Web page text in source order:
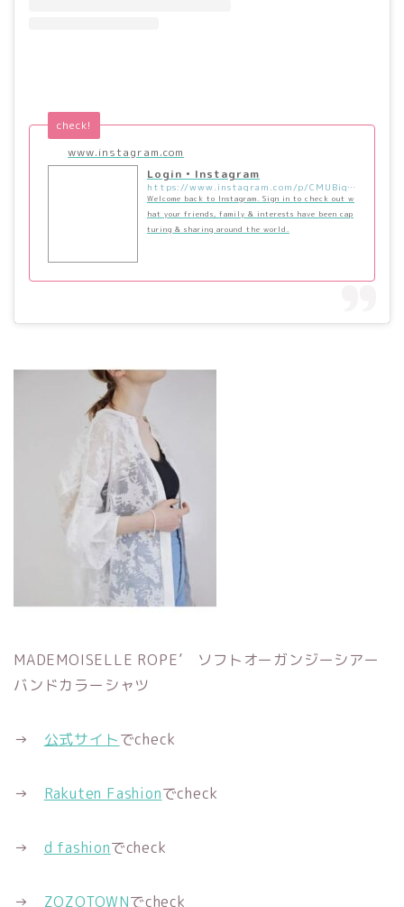
www.instagram.com
check!
Login • Instagram
https://www.instagram.com/p/CMUBiqVHJ9z/?utm_source=ig_embed&utm_campaign=loading
Welcome back to Instagram. Sign in to check out w
hat your friends, family & interests have been cap
turing & sharing around the world.
MADEMOISELLE ROPE’ ソフトオーガンジーシアー
バンドカラーシャツ
→ 公式サイトでcheck
→ Rakuten Fashionでcheck
→ d fashionでcheck
→ ZOZOTOWNでcheck